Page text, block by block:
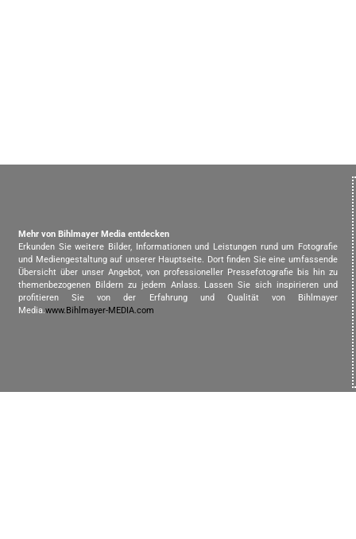
Mehr von Bihlmayer Media entdecken
Erkunden Sie weitere Bilder, Informationen und Leistungen rund um Fotografie
und Mediengestaltung auf unserer Hauptseite. Dort finden Sie eine umfassende
Übersicht über unser Angebot, von professioneller Pressefotografie bis hin zu
themenbezogenen Bildern zu jedem Anlass. Lassen Sie sich inspirieren und
profitieren Sie von der Erfahrung und Qualität von Bihlmayer
Media.www.Bihlmayer-MEDIA.com